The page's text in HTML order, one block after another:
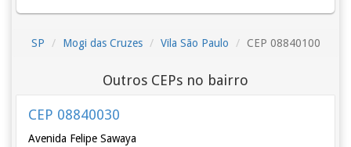
SP Mogi das Cruzes Vila São Paulo CEP 08840100
Outros CEPs no bairro
CEP 08840030
Avenida Felipe Sawaya